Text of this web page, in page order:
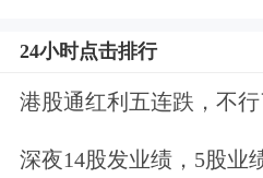
提供支撑。短期来看
高企和资金利率低
升，而权益与商品市
24小时点击排行
港股通红利五连跌，不行
深夜14股发业绩，5股业